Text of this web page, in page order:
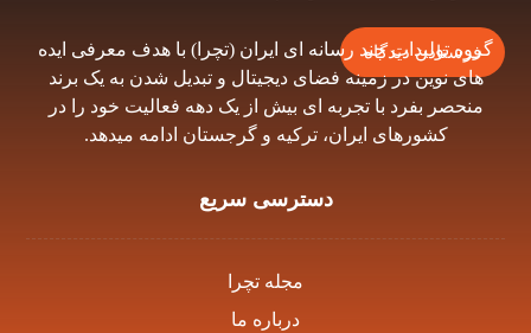
فرستادن دیدگاه
گروه توليدات چند رسانه اى ايران (تچرا) با هدف معرفى ايده
هاى نوين در زمينه فضاى ديجيتال و تبديل شدن به يک برند
منحصر بفرد با تجربه اى بيش از يک دهه فعاليت خود را در
كشورهاى ايران، تركيه و گرجستان ادامه ميدهد.
دسترسی سریع
مجله تچرا
درباره ما